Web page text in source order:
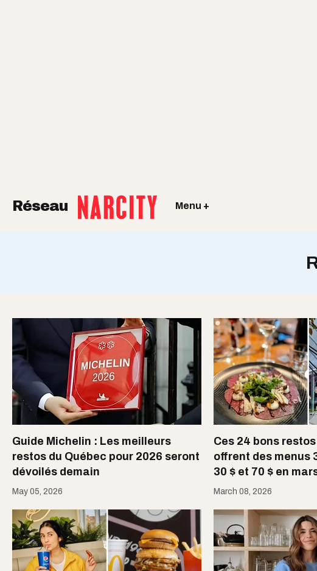
Réseau Menu +
Guide Michelin : Les meilleurs
restos du Québec pour 2026 seront
dévoilés demain
May 05, 2026
Ces 24 bons
offrent des menus
30 $ et 70 $ en
March 08, 2026